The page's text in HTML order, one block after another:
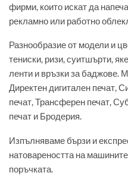
фирми, които искат да
рекламно или работно
Разнообразие от модели и
тениски, ризи, суитшърти,
ленти и връзки за баджове.
Директен дигитален печат,
печат, Трансферен печат,
печат и Бродерия.
Изпълняваме бързи и
натовареността на
поръчката.